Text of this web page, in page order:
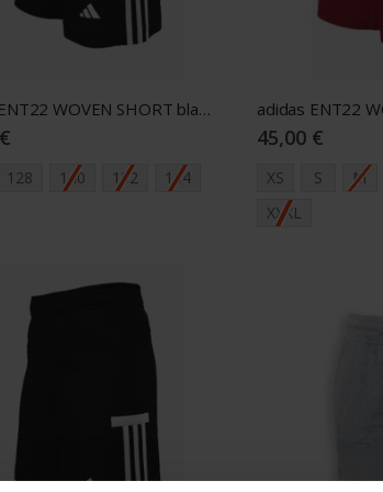
adidas ENT22 WOVEN SHORT black Y
128 140 152
164
45,00 €
XS S M
XXXL